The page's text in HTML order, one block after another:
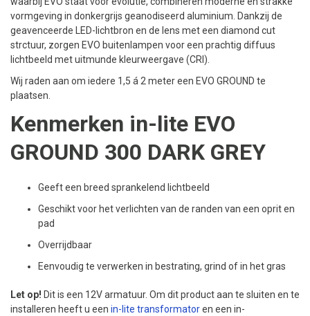
vormgeving in donkergrijs geanodiseerd aluminium. Dankzij de
geavenceerde LED-lichtbron en de lens met een diamond cut
strctuur, zorgen EVO buitenlampen voor een prachtig diffuus
lichtbeeld met uitmunde kleurweergave (CRI).
Wij raden aan om iedere 1,5 á 2 meter een EVO GROUND te
plaatsen.
Kenmerken in-lite EVO
GROUND 300 DARK GREY
Geeft een breed sprankelend lichtbeeld
Geschikt voor het verlichten van de randen van een oprit en
pad
Overrijdbaar
Eenvoudig te verwerken in bestrating, grind of in het gras
Let op! Dit is een 12V armatuur. Om dit product aan te sluiten en te
installeren heeft u een in-lite transformatoren een in-